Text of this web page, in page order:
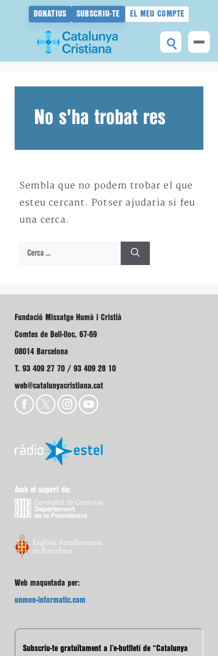
DONATIUS SUBSCRIU-TE EL MEU COMPTE
No s'ha trobat res
Sembla que no podem trobar el que
esteu cercant. Potser ajudaria si feu
una cerca.
Cerca:
Fundació Missatge Humà i Cristià
Comtes de Bell-lloc, 67-69
08014 Barcelona
T. 93 409 27 70 / 93 409 28 10
web@catalunyacristiana.cat
Amb el suport de:
Web maquetada per:
unmon-informatic.com
Subscriu-te gratuïtament a l’e-butlletí de “Catalunya